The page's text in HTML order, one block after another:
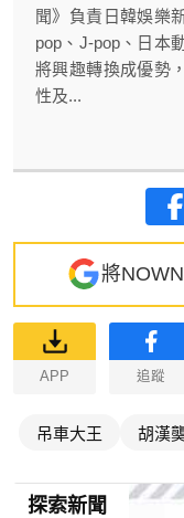
聞》負責日韓娛樂
pop、J-pop、日本
將興趣轉換成優勢
性及...
將
APP 追蹤
吊車大王 胡漢
探索新聞